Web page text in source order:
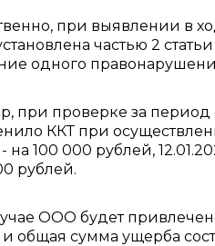
при выявлении в
частью 2
одного
при проверке за период
ККТ при
- на 100 000 рублей,
рублей.
ООО будет
общая сумма ущерба